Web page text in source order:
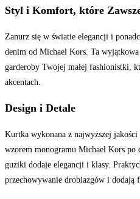
Styl i Komfort, które
Zanurz się w światie elegancji i
denim od Michael Kors. Ta
garderoby Twojej małej fashionistki,
akcentach.
Design i Detale
Kurtka wykonana z najwyższej jakości
wzorem monogramu Michael Kors po
guziki dodaje elegancji i klasy.
przechowywanie drobiazgów i